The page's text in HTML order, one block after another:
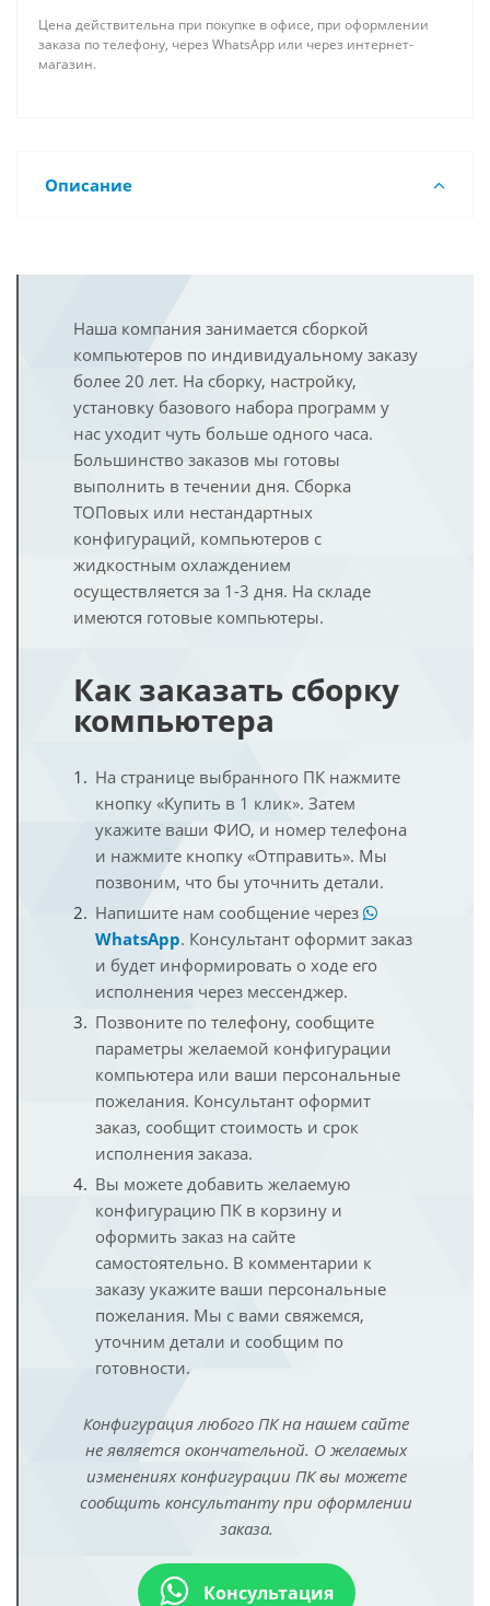
Цена действительна при покупке в офисе, при оформлении
заказа по телефону, через WhatsApp или через интернет-
магазин.
Описание
Наша компания занимается сборкой
компьютеров по индивидуальному заказу
более 20 лет. На сборку, настройку,
установку базового набора программ у
нас уходит чуть больше одного часа.
Большинство заказов мы готовы
выполнить в течении дня. Сборка
ТОПовых или нестандартных
конфигураций, компьютеров с
жидкостным охлаждением
осуществляется за 1-3 дня. На складе
имеются готовые компьютеры.
Как заказать сборку
компьютера
На странице выбранного ПК нажмите
кнопку «Купить в 1 клик». Затем
укажите ваши ФИО, и номер телефона
и нажмите кнопку «Отправить». Мы
позвоним, что бы уточнить детали.
Напишите нам сообщение через
WhatsApp. Консультант оформит заказ
и будет информировать о ходе его
исполнения через мессенджер.
Позвоните по телефону, сообщите
параметры желаемой конфигурации
компьютера или ваши персональные
пожелания. Консультант оформит
заказ, сообщит стоимость и срок
исполнения заказа.
Вы можете добавить желаемую
конфигурацию ПК в корзину и
оформить заказ на сайте
самостоятельно. В комментарии к
заказу укажите ваши персональные
пожелания. Мы с вами свяжемся,
уточним детали и сообщим по
готовности.
Конфигурация любого ПК на нашем сайте
не является окончательной. О желаемых
изменениях конфигурации ПК вы можете
сообщить консультанту при оформлении
заказа.
Консультация